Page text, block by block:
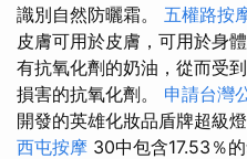
識別自然防曬霜。 五權路按
皮膚可用於皮膚，可用於身
有抗氧化劑的奶油，從而受
損害的抗氧化劑。 申請台灣
開發的英雄化妝品盾牌超級
西屯按摩 30中包含17.53％